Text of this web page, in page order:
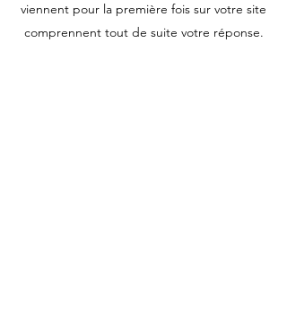
viennent pour la première fois sur votre site
comprennent tout de suite votre réponse.